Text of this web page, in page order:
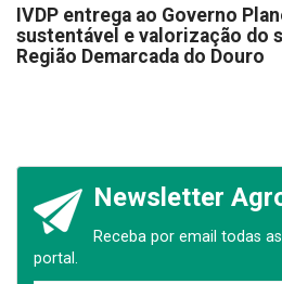
IVDP entrega ao Governo
sustentável e valorização do
Região Demarcada do Douro
Newsletter
Receba por email todas
portal.